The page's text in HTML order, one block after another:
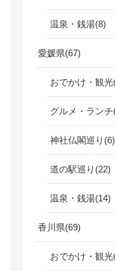
温泉・銭湯 8
愛媛県 67
おでかけ・観光
グルメ・ランチ
神社仏閣巡り 6
道の駅巡り 22
温泉・銭湯 14
香川県 69
おでかけ・観光